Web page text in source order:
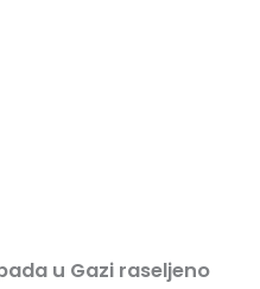
u Gazi raseljeno